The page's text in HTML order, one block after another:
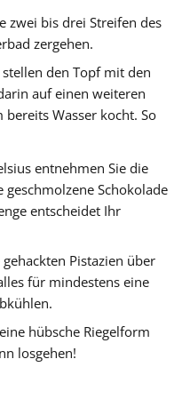
zwei bis drei Streifen des
zergehen.
den Topf mit den
auf einen weiteren
Wasser kocht. So
entnehmen Sie die
Schokolade
entscheidet Ihr
Pistazien über
für mindestens eine
hübsche Riegelform
losgehen!